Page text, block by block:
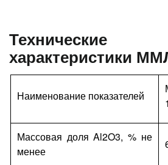
Технические
характеристики
Наименование показателей
1
Массовая доля Al2O3, % не
менее